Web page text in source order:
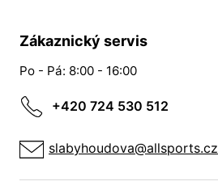
Zákaznický servis
Po - Pá: 8:00 - 16:00
+420 724 530 512
slabyhoudova@allsports.cz